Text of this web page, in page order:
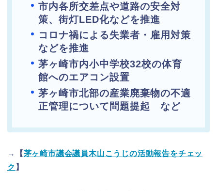
市内各所交差点や道路の安全対
策、街灯LED化などを推進
コロナ禍による失業者・雇用対策
などを推進
茅ヶ崎市内小中学校32校の体育
館へのエアコン設置
茅ヶ崎市北部の産業廃棄物の不適
正管理について問題提起 など
→【茅ヶ崎市議会議員木山こうじの活動報告をチェッ
ク 】